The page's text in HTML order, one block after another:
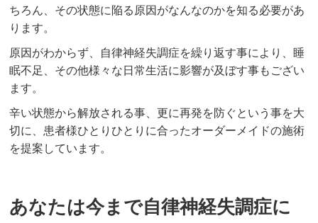
ちろん、その状態に陥る原因がなんなのかを知る必要があ
ります。
原因がわからず、自律神経失調症を繰り返す事により、睡
眠不足、その他様々な日常生活に影響が及ぼす事もござい
ます。
辛い状態から解放される事、更に再発を防ぐという事を大
切に、患者様ひとりひとりに合ったオーダーメイドの施術
を提案しています。
あなたは今まで自律神経失調症に